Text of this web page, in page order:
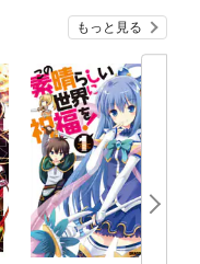
もっと見る